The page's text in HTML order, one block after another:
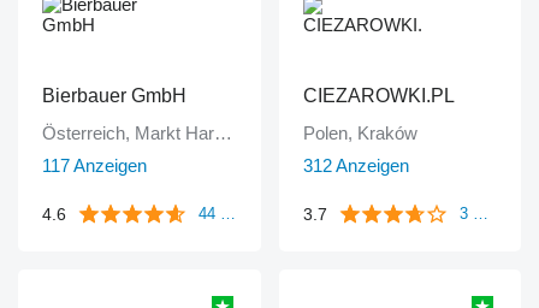
Bierbauer GmbH
Österreich, Markt Hartmannsdorf
117 Anzeigen
4.6 44 Bewertungen
CIEZAROWKI.PL
Polen, Kraków
312 Anzeigen
3.7 3 Bewertungen